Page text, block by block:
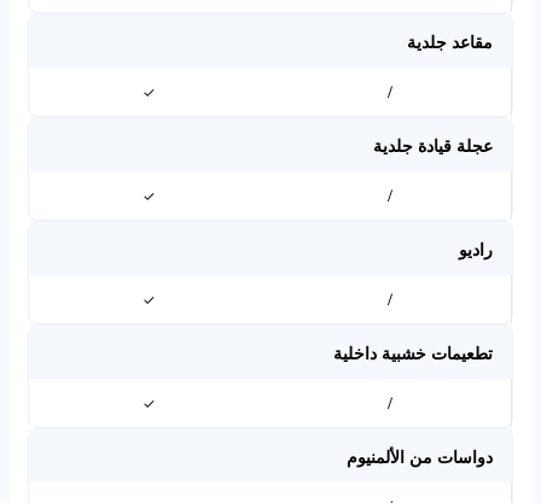
مقاعد جلدية
/
✓
عجلة قيادة جلدية
/
✓
راديو
/
✓
تطعيمات خشبية داخلية
/
✓
دواسات من الألمنيوم